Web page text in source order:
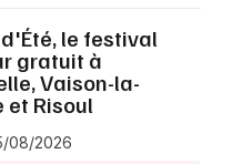
le festival
gratuit à
Vaison-la-
et Risoul
08/2026